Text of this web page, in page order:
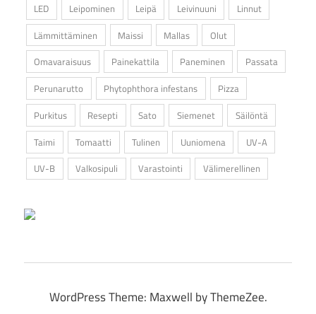
LED
Leipominen Leipä Leivinuuni
Linnut
Lämmittäminen
Maissi Mallas
Olut
Omavaraisuus
Painekattila Paneminen
Passata
Perunarutto
Phytophthora infestans
Pizza
Purkitus
Resepti Sato Siemenet
Säilöntä
Taimi
Tomaatti Tulinen Uuniomena
UV-A
UV-B
Valkosipuli Varastointi Välimerellinen
WordPress Theme: Maxwell by ThemeZee.